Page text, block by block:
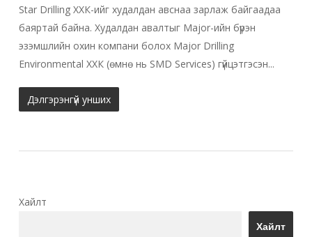
Star Drilling ХХК-ийг худалдан авснаа зарлаж байгаадаа
баяртай байна. Худалдан авалтыг Major-ийн бүрэн
эзэмшлийн охин компани болох Major Drilling
Environmental ХХК (өмнө нь SMD Services) гүйцэтгэсэн...
Дэлгэрэнгүй унших
Хайлт
Хайлт